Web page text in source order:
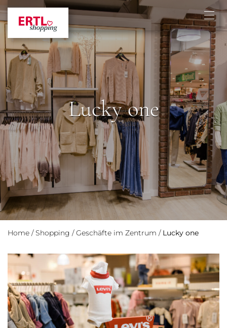
Lucky one
Home / Shopping / Geschäfte im Zentrum / Lucky one